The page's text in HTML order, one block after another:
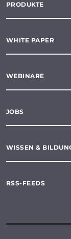
PRODUKTE
WHITE PAPER
WEBINARE
JOBS
WISSEN &
RSS-FEEDS